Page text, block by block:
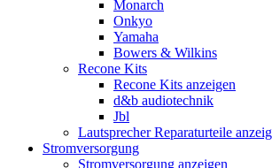
Monarch
Onkyo
Yamaha
Bowers & Wilkins
Recone Kits
Recone Kits anzeigen
d&b audiotechnik
Jbl
Lautsprecher Reparaturteile
Stromversorgung
Stromversorgung anzeigen